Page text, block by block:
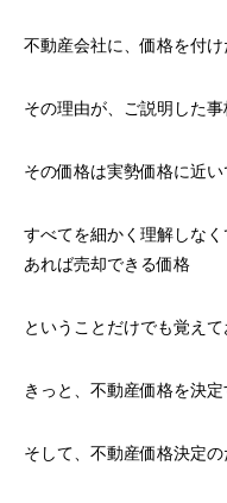
不動産会社に、価格を付け
その理由が、ご説明した
その価格は実勢価格に近い
すべてを細かく理解しな
あれば売却できる価格
ということだけでも覚えて
きっと、不動産価格を決
そして、不動産価格決定